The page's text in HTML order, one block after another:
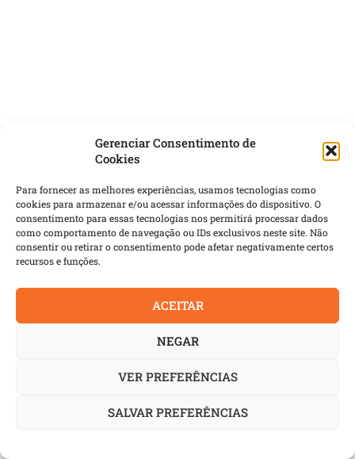
Gerenciar Consentimento de
Cookies
Para fornecer as melhores experiências, usamos tecnologias como
cookies para armazenar e/ou acessar informações do dispositivo. O
consentimento para essas tecnologias nos permitirá processar dados
como comportamento de navegação ou IDs exclusivos neste site. Não
consentir ou retirar o consentimento pode afetar negativamente certos
recursos e funções.
ACEITAR
NEGAR
VER PREFERÊNCIAS
SALVAR PREFERÊNCIAS
NOTAS
Mercedes-Benz entrega os primeiros Superarticulados em
VWCO aumenta presença no serviço público de SC
Ford Transit adaptada se torna ferramenta da segurança
Mercedes-Benz aumenta presença no serviço público do